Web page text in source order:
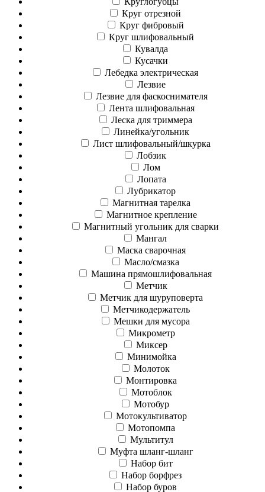
Круг отрезной
Круг фибровый
Круг шлифовальный
Кувалда
Кусачки
Лебедка электрическая
Лезвие
Лезвие для фаскоснимателя
Лента шлифовальная
Леска для триммера
Линейка/угольник
Лист шлифовальный/шкурка
Лобзик
Лом
Лопата
Лубрикатор
Магнитная тарелка
Магнитное крепление
Магнитный угольник для сварки
Мангал
Маска сварочная
Масло/смазка
Машина прямошлифовальная
Метчик
Метчик для шуруповерта
Метчикодержатель
Мешки для мусора
Микрометр
Миксер
Минимойка
Молоток
Монтировка
Мотоблок
Мотобур
Мотокультиватор
Мотопомпа
Мультитул
Муфта шланг-шланг
Набор бит
Набор борфрез
Набор буров